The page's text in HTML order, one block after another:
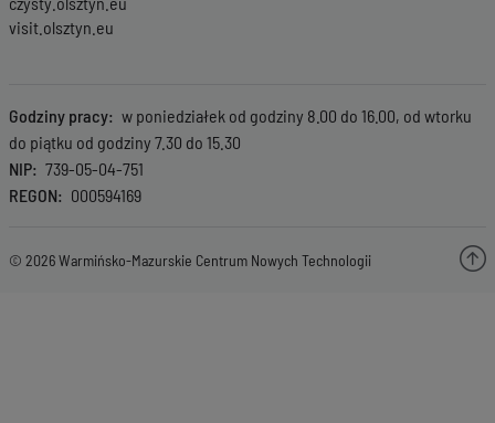
visit.olsztyn.eu
Godziny pracy
w poniedziałek od godziny 8.00 do 16.00, od wtorku
do piątku od godziny 7.30 do 15.30
NIP
739-05-04-751
REGON
000594169
© 2026 Warmińsko-Mazurskie Centrum Nowych Technologii